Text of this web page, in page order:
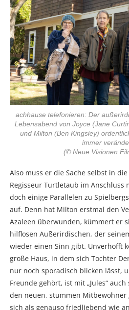
achhause telefonieren: Der
Lebensabend von Joyce (Jane
und Milton (Ben Kingsley)
immer
(© Neue Visionen
Also muss er die Sache selbst in
Regisseur Turtletaub im Anschluss
doch einige Parallelen zu
auf. Denn hat Milton erstmal den
Azaleen überwunden, kümmert er
hilflosen Außerirdischen, der
wieder einen Sinn gibt. Unverhofft
große Haus, in dem sich Tochter
nur noch sporadisch blicken lässt,
Freunde gehört, ist mit „Jules“
den neuen, stummen
sich als genauso friedliebend wie